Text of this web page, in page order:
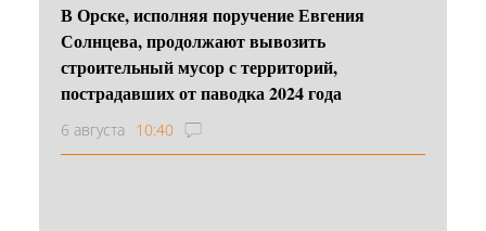
В Орске, исполняя поручение Евгения
Солнцева, продолжают вывозить
строительный мусор с территорий,
пострадавших от паводка 2024 года
6 августа 10:40